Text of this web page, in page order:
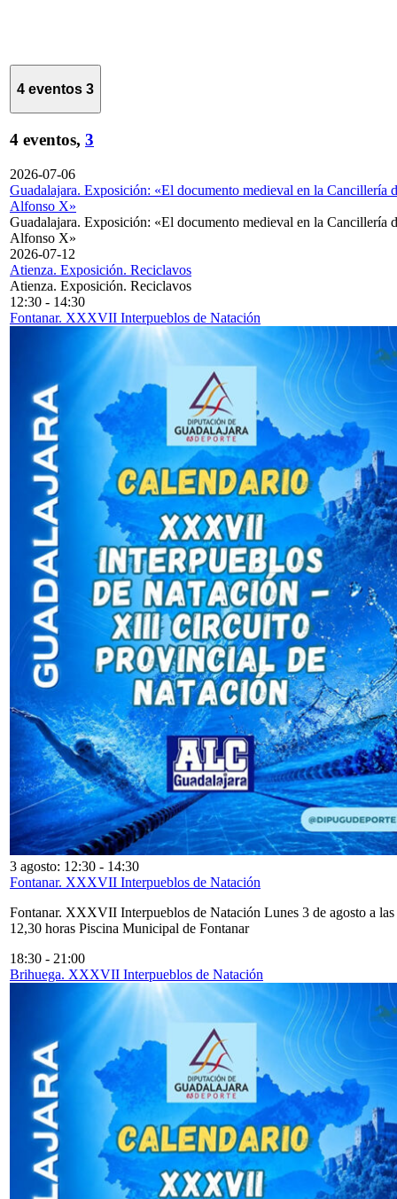
4 eventos 3
4 eventos, 3
2026-07-06
Guadalajara. Exposición: «El documento medieval en la Cancillería
Alfonso X»
Guadalajara. Exposición: «El documento medieval en la Cancillería
Alfonso X»
2026-07-12
Atienza. Exposición. Reciclavos
Atienza. Exposición. Reciclavos
12:30 - 14:30
Fontanar. XXXVII Interpueblos de Natación
3 agosto: 12:30 - 14:30
Fontanar. XXXVII Interpueblos de Natación
Fontanar. XXXVII Interpueblos de Natación Lunes 3 de agosto a las
12,30 horas Piscina Municipal de Fontanar
18:30 - 21:00
Brihuega. XXXVII Interpueblos de Natación